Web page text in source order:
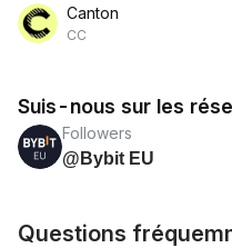
Canton
CC
Suis-nous sur les
Followers
@Bybit EU
Questions